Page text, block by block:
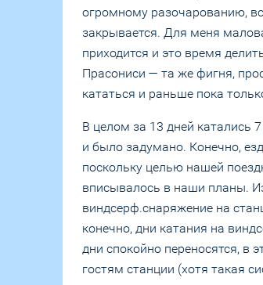
огромному разочарованию,
закрывается. Для меня
приходится и это время
Прасониси — та же фигня,
кататься и раньше пока
В целом за 13 дней катались
и было задумано. Конечно,
поскольку целью нашей
вписывалось в наши планы.
виндсерф.снаряжение на
конечно, дни катания на
дни спокойно переносятся,
гостям станции (хотя такая